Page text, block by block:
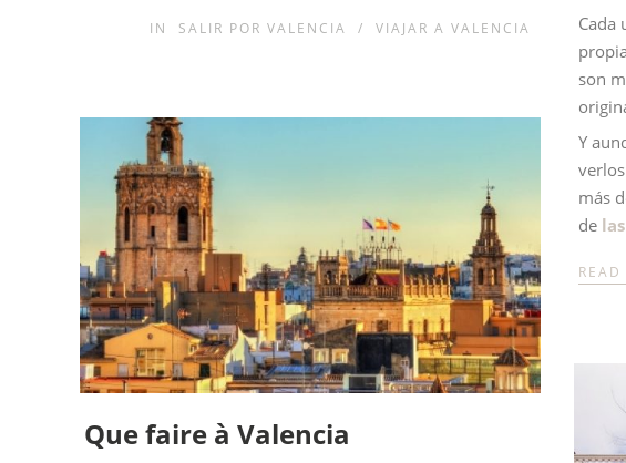
IN SALIR POR VALENCIA / VIAJAR A VALENCIA
Cada
son
Y
más
de
READ
Que faire à Valencia